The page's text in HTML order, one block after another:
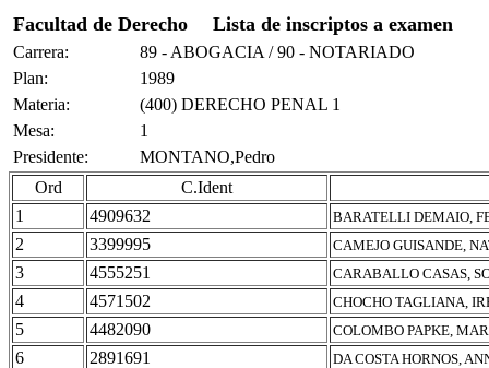
Facultad de Derecho Lista de inscriptos a examen
Carrera:
89 - ABOGACIA / 90 - NOTARIADO
Plan:
1989
Materia:
(400) DERECHO PENAL 1
Mesa:
1
Presidente:
MONTANO,Pedro
Ord
C.Ident
1
4909632 BARATELLI DEMAIO,
2 3399995 CAMEJO GUISANDE,
3 4555251 CARABALLO CASAS,
4 4571502 CHOCHO TAGLIANA,
5 4482090 COLOMBO PAPKE,
6 2891691 DA COSTA HORNOS,